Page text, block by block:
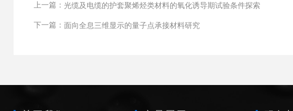
上一篇： 光缆及电缆的护套聚烯烃类材料的氧化诱导期试验条件探索
下一篇： 面向全息三维显示的量子点承接材料研究